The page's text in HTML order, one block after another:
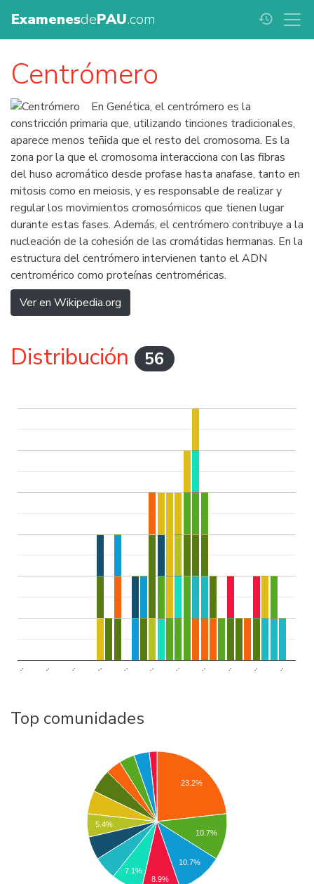
ExamenesdePAU.com history
Centrómero
En Genética, el centrómero es la
constricción primaria que, utilizando tinciones tradicionales,
aparece menos teñida que el resto del cromosoma. Es la
zona por la que el cromosoma interacciona con las fibras
del huso acromático desde profase hasta anafase, tanto en
mitosis como en meiosis, y es responsable de realizar y
regular los movimientos cromosómicos que tienen lugar
durante estas fases. Además, el centrómero contribuye a la
nucleación de la cohesión de las cromátidas hermanas. En la
estructura del centrómero intervienen tanto el ADN
centromérico como proteínas centroméricas.
Ver en Wikipedia.org
Distribución 56
.. .. .. .. .. .. .. .. .. .. ..
Top comunidades
23.2%
10.7%
10.7%
5.4%
7.1%
8.9%